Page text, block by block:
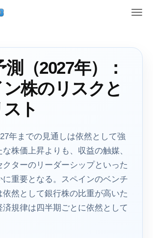
T
測（2027年）：
株のリスクと
ト
年までの見通しは依然として強
株価上昇よりも、収益の触媒、
クターのリーダーシップといった
に重要となる。スペインのベンチ
依然として銀行株の比重が高いた
済規律は四半期ごとに依然として